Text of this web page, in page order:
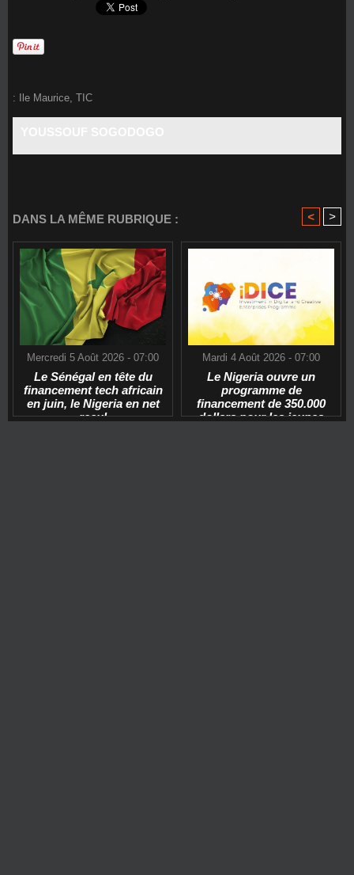
: Ile Maurice, TIC
DANS LA MÊME RUBRIQUE : < >
Mercredi 5 Août 2026 - 07:00
Le Sénégal en tête du
financement tech africain
en juin, le Nigeria en net
recul
Mardi 4 Août 2026 - 07:00
Le Nigeria ouvre un
programme de
financement de 350.000
dollars pour les jeunes